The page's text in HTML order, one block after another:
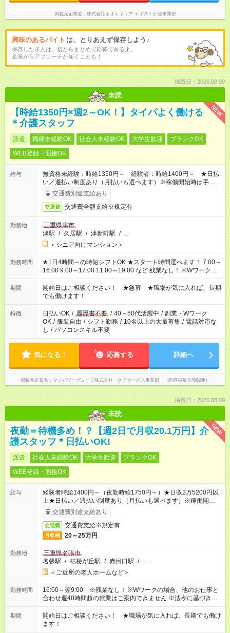
掲載元企業名 株式会社ネオキャリア ナイス！介護事業部
興味のあるバイト は、とりあえず保存しよう♪
保存した求人は、後からまとめて応募できるよ。
企業からアプローチが届くことも！
掲載日：2026.08.09
未読
NEW
【時給1350円×週2～OK！】タイパよく働ける
＊介護スタッフ
派遣 職種未経験OK 社会人未経験OK 大学生歓迎
ブランクOK
WEB登録・面接OK
給与
無資格未経験：時給1350円～ 経験者：時給1400円～ ★日払
い／週払い制度あり（月払いも選べます）※稼働開始時は手続き
完了次第のお支払いとなります。
交通費別途支給あり
交通費 交通費全額支給※規定有
勤務地
三重県津市
津駅 / 久居駅 / 津新町駅 / …
＜シニア向けマンション＞
勤務時間
★1日4時間～の時短シフトOK ★スタート時間選べます！ 7:00～
16:00 9:00～17:00 11:00～19:00 など 残業なし！ ※Wワークの
場合、他のお仕事と合わせ週40時間超の就業はご案内できませ
ん ※法令に基づき、週20時間以上勤務は社会保険への加入対象
となります ※労働者派遣法（日雇い派遣の原則禁止）により、
短時間・短期間の就業はご案内が難しい場合があります
期間
開始日はご相談ください！ ★急募 ★職場が気に入れば、長期
でも働けます！
特徴 日払いOK / 履歴書不要 / 40～50代活躍中 / 副業・Wワーク
OK / 服装自由 / シフト勤務 / 10名以上の大量募集 / 電話対応な
し / パソコンスキル不要
気になる！ 応募する 詳細へ
掲載元企業名 マンパワーグループ株式会社 ケアサービス事業部 （医療福祉介護関連）
掲載日：2026.08.09
未読
NEW
夜勤＝待機多め！？【週2日で月収20.1万円】介
護スタッフ＊日払いOK!
派遣 社会人未経験OK 大学生歓迎
ブランクOK
WEB登録・面接OK
給与
経験者時給1400円～（夜勤時給1750円～）★日収2万5200円以
上★日払い／週払い制度あり（月払いも選べます）※稼働開始時
は手続き完了次第のお支払いとなります。
交通費別途支給あり
交通費 交通費支給※規定有
月収例 20～25万円
勤務地
三重県名張市
名張駅 / 桔梗が丘駅 / 赤目口駅 / …
＜ご近所の老人ホームなど＞
勤務時間
16:00～翌9:00 ※残業なし！ ※Wワークの場合、他のお仕事と
合わせ週40時間超の就業はご案内できません ※法令に基づき、
週20時間以上勤務は社会保険への加入対象となります ※労働者
派遣法（日雇い派遣の原則禁止）により、短時間・短期間の就
業はご案内が難しい場合があります
期間
開始日はご相談ください！ ★職場が気に入れば、長期でも働け
ます！